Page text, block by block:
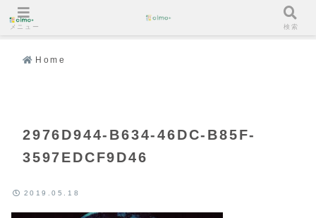
Home
2976D944-B634-46DC-B85F-
3597EDCF9D46
2019.05.18
メニュー 検索